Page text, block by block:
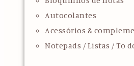
Autocolantes
Acessórios &
Notepads / Listas / To